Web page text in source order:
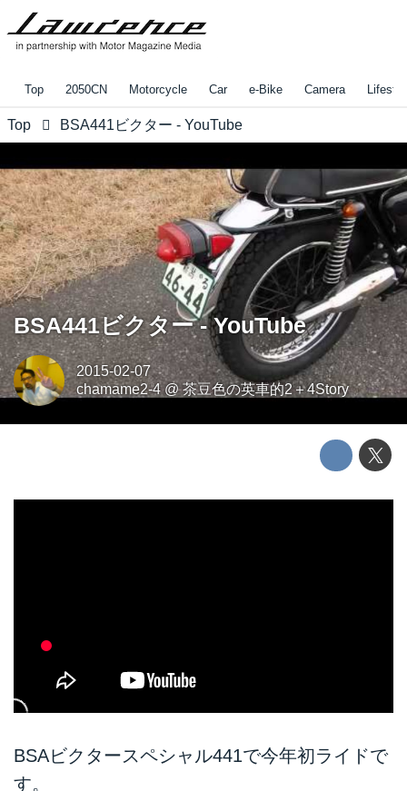
Top 2050CN Motorcycle Car e-Bike Camera
Top BSA441ビクター - YouTube
BSA441ビクター - YouTube
2015-02-07
chamame2-4@茶豆色の英車的2＋4Story
BSAビクタースペシャル441で今年初ライドで
す。